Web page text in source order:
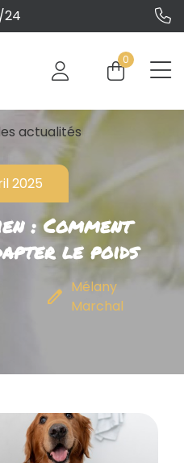
24
0
actualités
2025
: Comment
le poids
edit Mélany
Marchal